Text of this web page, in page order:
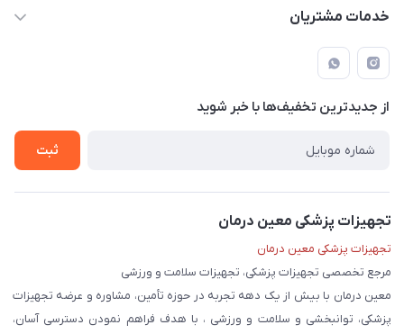
حساب کاربری
لیست محصولات
درباره ما
خدمات مشتریان
راهنما
قوانین و مقررات
حریم خصوصی
از جدید‌ترین تخفیف‌ها با‌ خبر شوید
ثبت
تجهیزات پزشکی معین درمان
تجهیزات پزشکی معین درمان
مرجع تخصصی تجهیزات پزشکی، تجهیزات سلامت و ورزشی
معین درمان با بیش از یک دهه تجربه در حوزه تأمین، مشاوره و عرضه تجهیزات
پزشکی، توانبخشی و سلامت و ورزشی ، با هدف فراهم نمودن دسترسی آسان،